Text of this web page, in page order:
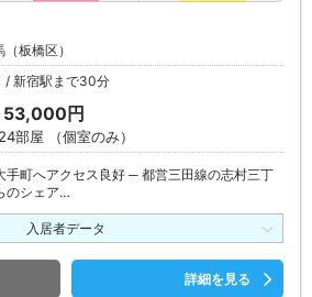
板橋区）
新宿駅まで30分
円
24部屋 （個室のみ）
町へアクセス良好 ─ 都営三田線の志村三丁
のシェア…
入居者データ
詳細を見る